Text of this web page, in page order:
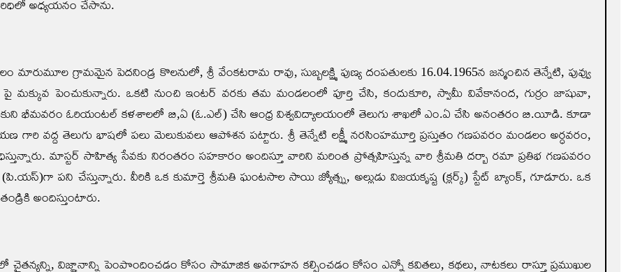
పరిధిలో అధ్యయనం చేసాను.
గ్రామమైన పెదనిండ్ర కొలనులో, శ్రీ వేంకటరామ రావు, సుబ్బలక్ష్మి పుణ్య దంపతులకు 16.04.1965న జన్మంచిన తెన్నేటి, పువ్వు
మక్కువ పెంచుకున్నారు. ఒకటి నుంచి ఇంటర్ వరకు తమ మండలంలో‌ పూర్తి చేసి, కందుకూరి, స్వామీ వివేకానంద, గుర్రం జాషువా,
భీమవరం ఓరియంటల్ కళశాలలో బి,ఏ (ఓ.ఎల్) చేసి ఆంధ్ర విశ్వవిద్యాలయంలో తెలుగు శాఖలో ఎం.ఏ చేసి అనంతరం బి.యీడి. కూడా
గారి వద్ద తెలుగు భాషలో పలు మెలుకువలు ఆపోశన పట్టారు. శ్రీ తెన్నేటి లక్ష్మీ నరసింహమూర్తి ప్రస్తుతం గణపవరం మండలం అర్ధవరం,
మాస్టర్ సాహిత్య సేవకు నిరంతరం సహకారం అందిస్తూ వారిని మరింత ప్రోత్సహిస్తున్న వారి శ్రీమతి దర్బా రమా ప్రతిభ గణపవరం
పని చేస్తున్నారు. వీరికి ఒక కుమార్తె శ్రీమతి ఘంటసాల సాయి జ్యోత్స్న, అల్లుడు విజయకృష్ట (క్లర్క్) స్టేట్ బ్యాంక్, గూడూరు. ఒక
అందిస్తుంటారు.
చైతన్యన్ని, విజ్ఞానాన్ని పెంపొందించడం కోసం సామాజిక అవగాహన కల్పించడం కోసం ఎన్నో కవితలు, కథలు, నాటకలు రాస్తూ ప్రముఖుల